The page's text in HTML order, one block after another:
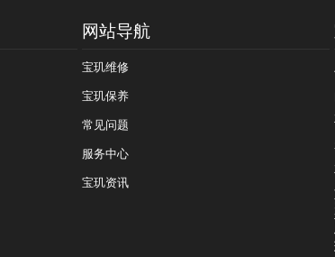
网站导航
宝玑维修
宝玑保养
常见问题
服务中心
宝玑资讯